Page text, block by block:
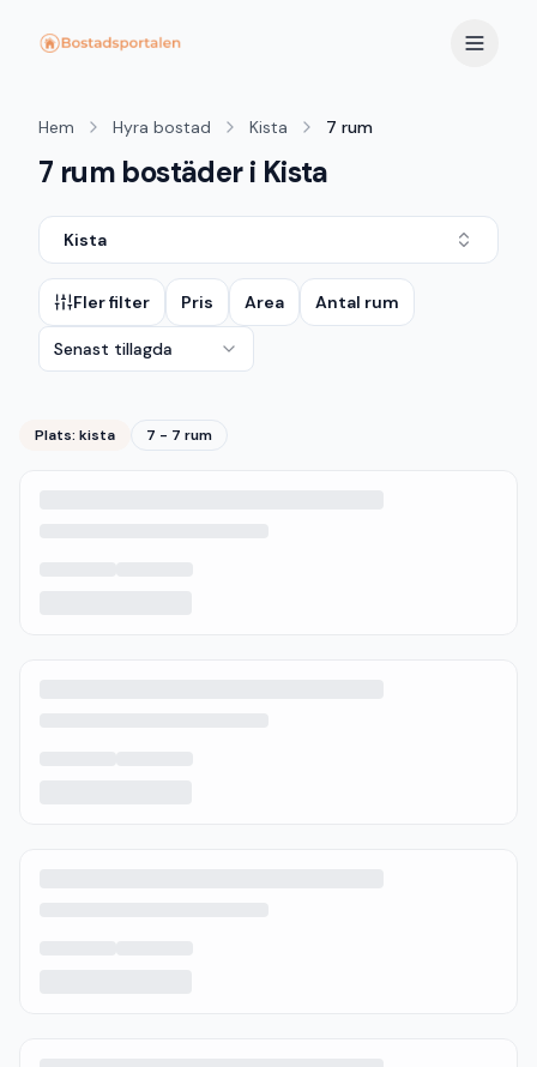
Hem Hyra bostad Kista 7 rum
7 rum bostäder i Kista
Kista
Fler filter Pris Area Antal rum
Senast tillagda
Plats: kista 7 - 7 rum